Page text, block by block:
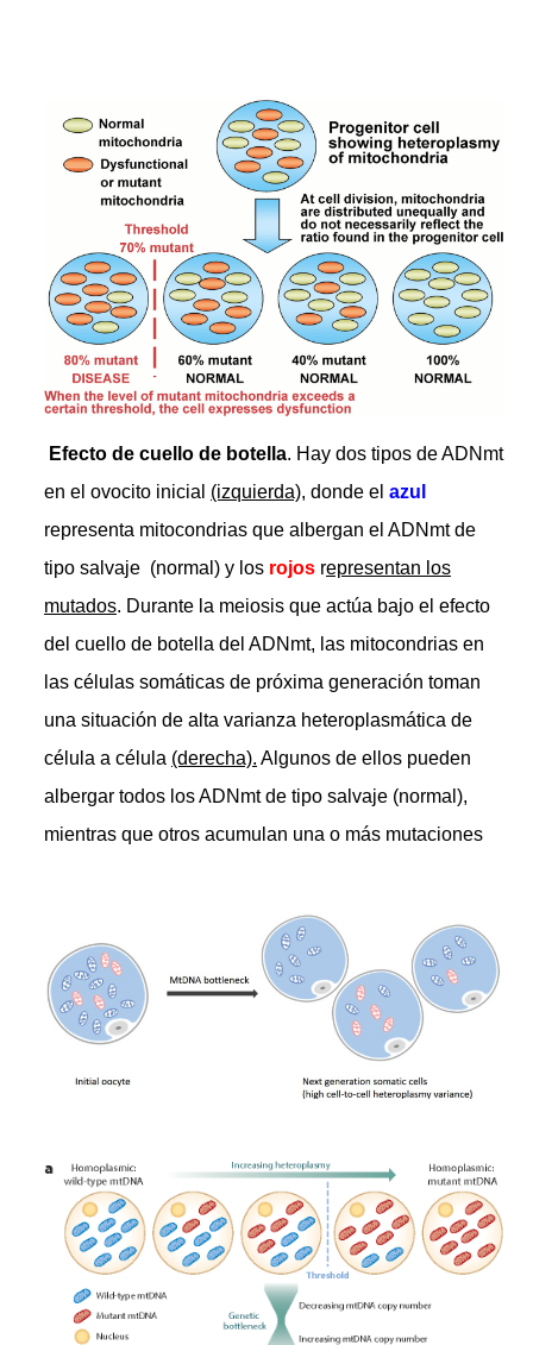
Efecto de cuello de botella. Hay dos tipos de ADNmt
en el ovocito inicial (izquierda), donde el azul
representa mitocondrias que albergan el ADNmt de
tipo salvaje (normal) y los rojos representan los
mutados. Durante la meiosis que actúa bajo el efecto
del cuello de botella del ADNmt, las mitocondrias en
las células somáticas de próxima generación toman
una situación de alta varianza heteroplasmática de
célula a célula (derecha). Algunos de ellos pueden
albergar todos los ADNmt de tipo salvaje (normal),
mientras que otros acumulan una o más mutaciones